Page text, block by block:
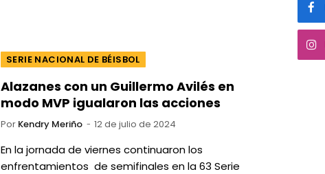
SERIE NACIONAL DE BÉISBOL
Alazanes con un Guillermo Avilés en
modo MVP igualaron las acciones
Por Kendry Meriño 12 de julio de 2024
En la jornada de viernes continuaron los
enfrentamientos de semifinales en la 63 Serie